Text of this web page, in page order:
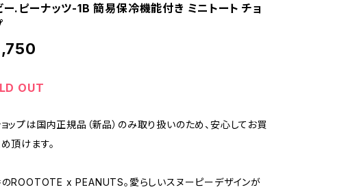
ー.ピーナッツ-1B 簡易保冷機能付き ミニトート チョ
OUT
ップは国内正規品（新品）のみ取り扱いのため、安心してお買
頂けます。
ROOTOTE x PEANUTS。愛らしいスヌーピーデザインが